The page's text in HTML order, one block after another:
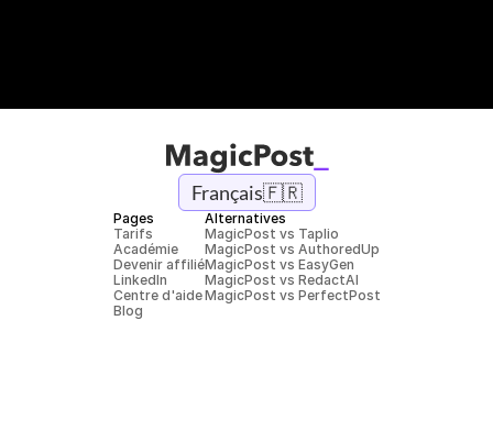
Français🇫🇷
Pages
Tarifs
Académie
Devenir affilié
LinkedIn
Centre d'aide
Blog
Alternatives
MagicPost vs Taplio
MagicPost vs AuthoredUp
MagicPost vs EasyGen
MagicPost vs RedactAI
MagicPost vs PerfectPost